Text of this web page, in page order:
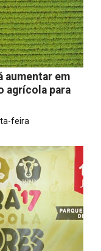
aumentar em
agrícola para
feira